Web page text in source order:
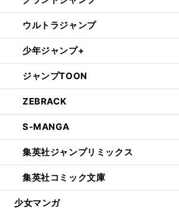
ウルトラジャンプ
少年ジャンプ+
ジャンプTOON
ZEBRACK
S-MANGA
集英社ジャンプリミックス
集英社コミック文庫
少女マンガ